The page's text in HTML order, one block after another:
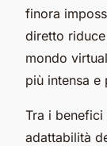
finora
diretto
mondo
più intensa e
Tra i
adattabilità